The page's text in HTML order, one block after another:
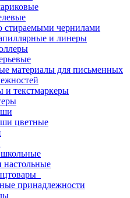
стираемыми чернилами
и линеры
материалы для письменных
и текстмаркеры
цветные
настольные
принадлежности